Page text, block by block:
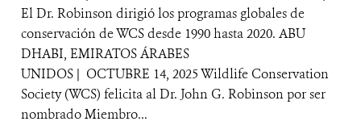
El Dr. Robinson dirigió los programas globales de
conservación de WCS desde 1990 hasta 2020. ABU
DHABI, EMIRATOS ÁRABES
UNIDOS | OCTUBRE 14, 2025 Wildlife Conservation
Society (WCS) felicita al Dr. John G. Robinson por ser
nombrado Miembro...